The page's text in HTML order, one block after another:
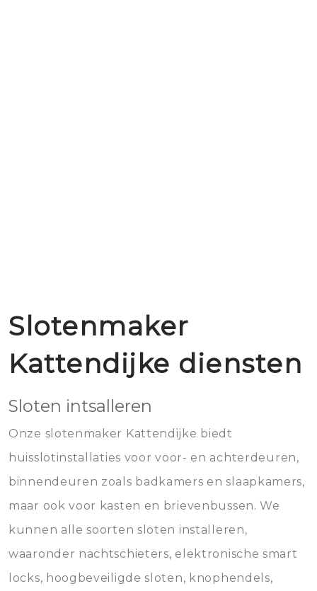
Slotenmaker
Kattendijke diensten
Sloten intsalleren
Onze slotenmaker Kattendijke biedt
huisslotinstallaties voor voor- en achterdeuren,
binnendeuren zoals badkamers en slaapkamers,
maar ook voor kasten en brievenbussen. We
kunnen alle soorten sloten installeren,
waaronder nachtschieters, elektronische smart
locks, hoogbeveiligde sloten, knophendels,